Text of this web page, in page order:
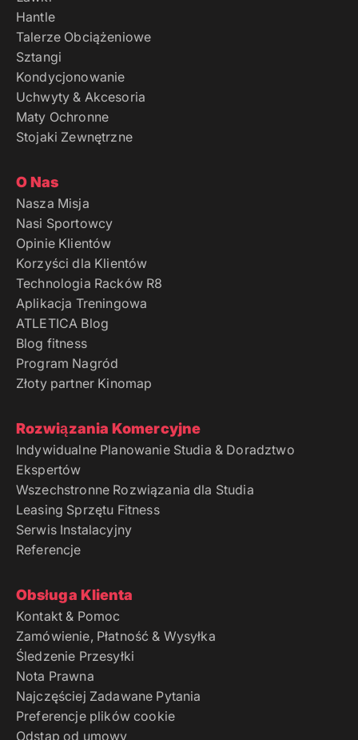
Hantle
Talerze Obciążeniowe
Sztangi
Kondycjonowanie
Uchwyty & Akcesoria
Maty Ochronne
Stojaki Zewnętrzne
O Nas
Nasza Misja
Nasi Sportowcy
Opinie Klientów
Korzyści dla Klientów
Technologia Racków R8
Aplikacja Treningowa
ATLETICA Blog
Blog fitness
Program Nagród
Złoty partner Kinomap
Rozwiązania Komercyjne
Indywidualne Planowanie Studia & Doradztwo
Ekspertów
Wszechstronne Rozwiązania dla Studia
Leasing Sprzętu Fitness
Serwis Instalacyjny
Referencje
Obsługa Klienta
Kontakt & Pomoc
Zamówienie, Płatność & Wysyłka
Śledzenie Przesyłki
Nota Prawna
Najczęściej Zadawane Pytania
Preferencje plików cookie
Odstąp od umowy